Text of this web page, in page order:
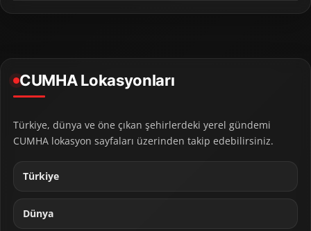
CUMHA Lokasyonları
Türkiye, dünya ve öne çıkan şehirlerdeki yerel gündemi
CUMHA lokasyon sayfaları üzerinden takip edebilirsiniz.
Türkiye
Dünya